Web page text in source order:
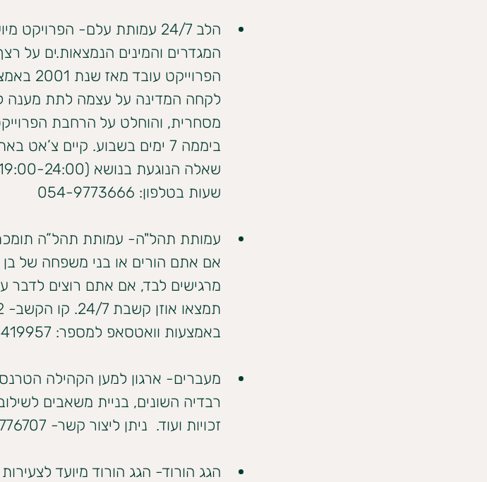
המגדרים והמינים הנמצאות.ים על
לקחה המדינה על עצמה לתת מענה
ביממה 7 ימים בשבוע. קיים
שעות בטלפון: 054-9773666
עמותת תהל"ה- עמותת תהל”ה
אם אתם הורים או בני משפחה של
מרגישים לבד, אם אתם רוצים לדבר
באמצעות וואטסאפ למספר: 052-4419957 (בימים – א, ב, ג)
מעברים- ארגון למען הקהילה
רבדיה השונים, בניית משאבים
זכויות ועוד.  ניתן ליצור קשר- 0524776707
הגג הורוד- הגג הורוד מיועד